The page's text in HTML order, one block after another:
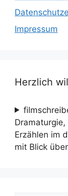
Impressum
Herzlich
Erzählen im
mit Blick